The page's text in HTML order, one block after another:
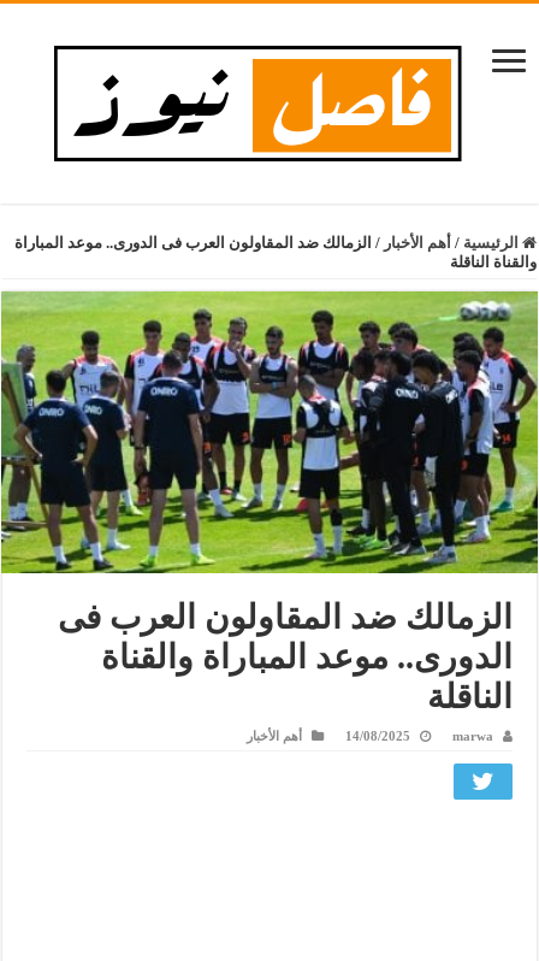
الرئيسية / أهم الأخبار / الزمالك ضد المقاولون العرب فى الدورى.. موعد المباراة
والقناة الناقلة
الزمالك ضد المقاولون العرب فى
الدورى.. موعد المباراة والقناة
الناقلة
marwa
14/08/2025 أهم الأخبار